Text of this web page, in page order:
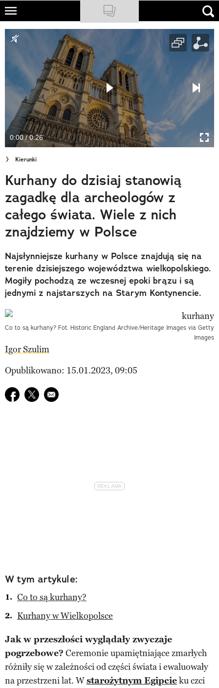
Skip
main
NATIONAL GEOGRAPHIC
PODCASTY
Sklep
Newsletter
Cuda Polski
Wielki Konkurs Fotograficzny
Trendbook Podróżniczy
Polecane
0:00 / 0:26
Kierunki
Kurhany do dzisiaj stanowią
zagadkę dla archeologów z
całego świata. Wiele z nich
znajdziemy w Polsce
Najsłynniejsze kurhany w Polsce znajdują się na
terenie dzisiejszego województwa wielkopolskiego.
Mogiły pochodzą ze wczesnej epoki brązu i są
jednymi z najstarszych na Starym Kontynencie.
Co to są kurhany? Fot. Historic England Archive/Heritage Images via Getty
Images
Igor Szulim
Opublikowano: 15.01.2023, 09:05
Udostępnij na facebook
Udostępnij na twitter
E-mail do przyjaciela
W tym artykule:
Co to są kurhany?
Kurhany w Wielkopolsce
Jak w przeszłości wyglądały zwyczaje
pogrzebowe? Ceremonie upamiętniające zmarłych
różniły się w zależności od części świata i ewaluowały
na przestrzeni lat. Wstarożytnym Egipcieku czci